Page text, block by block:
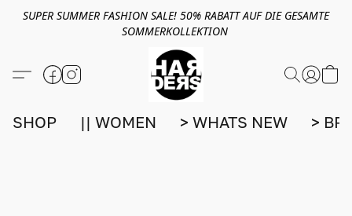
SUPER SUMMER FASHION SALE! 50% RABATT AUF DIE GESAMTE
SOMMERKOLLEKTION
SHOP || WOMEN > WHATS NEW >